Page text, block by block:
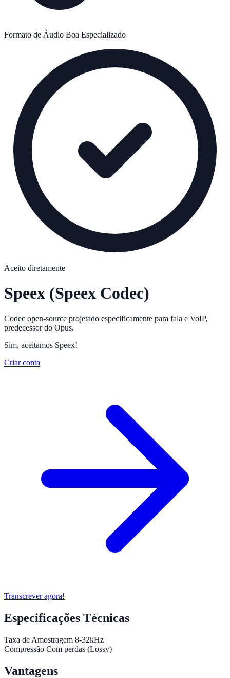
Formato de Áudio Boa Especializado
Aceito diretamente
Speex (Speex Codec)
Codec open-source projetado especificamente para fala e VoIP,
predecessor do Opus.
Sim, aceitamos Speex!
Criar conta
Transcrever agora!
Especificações Técnicas
Taxa de Amostragem 8-32kHz
Compressão Com perdas (Lossy)
Vantagens